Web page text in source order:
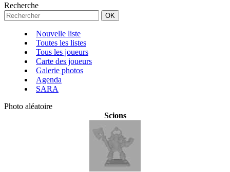
Recherche
Nouvelle liste
Toutes les listes
Tous les joueurs
Carte des joueurs
Galerie photos
Agenda
SARA
Photo aléatoire
Scions